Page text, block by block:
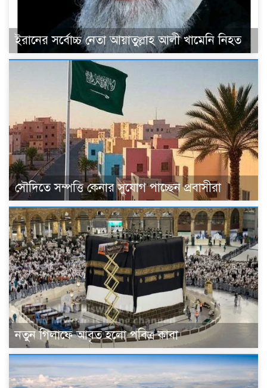
ইরানের সর্বোচ্চ নেতা আয়াতুল্লাহ আলী খামেনি নিহত
সৌদিতে সম্পত্তি কেনার সুযোগ পাচ্ছেন প্রবাসীরা
নতুন গিলাফে আবৃত হলো পবিত্র কাবা